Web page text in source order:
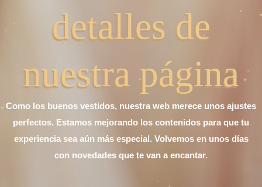
detalles de
nuestra página
Como los buenos vestidos, nuestra web merece unos ajustes
perfectos. Estamos mejorando los contenidos para que tu
experiencia sea aún más especial. Volvemos en unos días
con novedades que te van a encantar.